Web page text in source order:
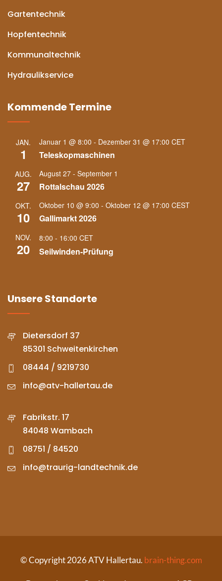
Gartentechnik
Hopfentechnik
Kommunaltechnik
Hydraulikservice
Kommende Termine
JAN.
1
Januar 1 @ 8:00 - Dezember 31 @ 17:00 CET
Teleskopmaschinen
AUG.
27
August 27 - September 1
Rottalschau 2026
OKT.
10
Oktober 10 @ 9:00 - Oktober 12 @ 17:00 CEST
Gallimarkt 2026
NOV.
20
8:00 - 16:00 CET
Seilwinden-Prüfung
Unsere Standorte
Dietersdorf 37
85301 Schweitenkirchen
08444 / 9219730
info@atv-hallertau.de
Fabrikstr. 17
84048 Wambach
08751 / 84520
info@traurig-landtechnik.de
© Copyright 2026 ATV Hallertau. brain-thing.com